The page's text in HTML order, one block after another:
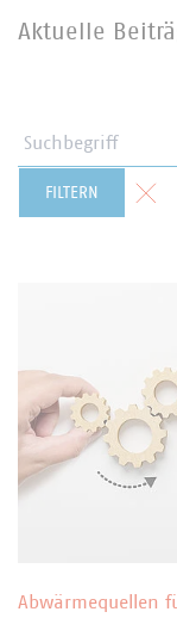
Aktuelle
FILTERN
Abwärmequellen